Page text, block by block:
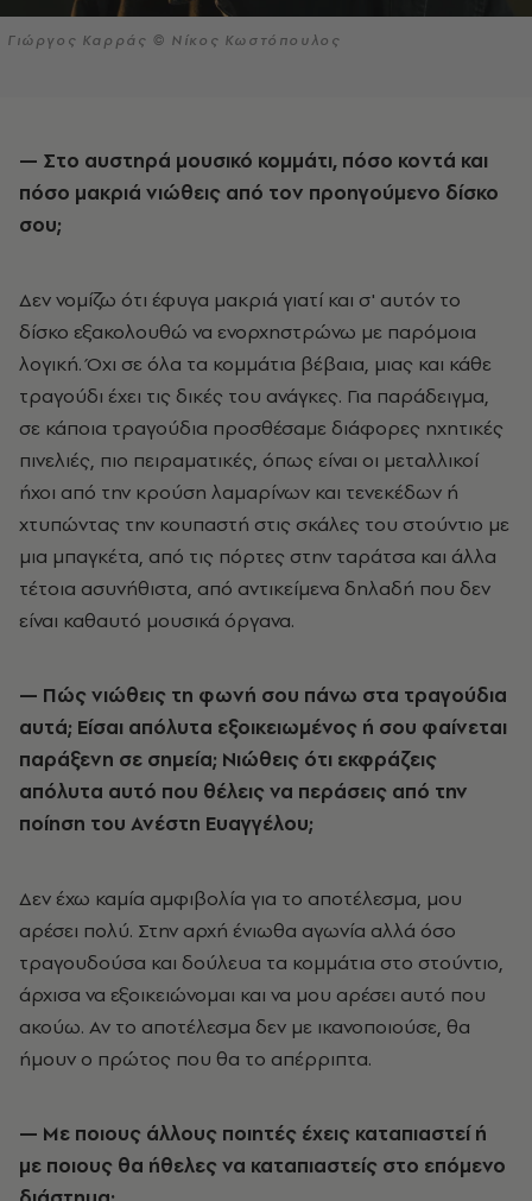
Γιώργος Καρράς © Νίκος Κωστόπουλος
— Στο αυστηρά μουσικό κομμάτι, πόσο κοντά και
πόσο μακριά νιώθεις από τον προηγούμενο δίσκο
σου;
Δεν νομίζω ότι έφυγα μακριά γιατί και σ' αυτόν το
δίσκο εξακολουθώ να ενορχηστρώνω με παρόμοια
λογική. Όχι σε όλα τα κομμάτια βέβαια, μιας και κάθε
τραγούδι έχει τις δικές του ανάγκες. Για παράδειγμα,
σε κάποια τραγούδια προσθέσαμε διάφορες ηχητικές
πινελιές, πιο πειραματικές, όπως είναι οι μεταλλικοί
ήχοι από την κρούση λαμαρίνων και τενεκέδων ή
χτυπώντας την κουπαστή στις σκάλες του στούντιο με
μια μπαγκέτα, από τις πόρτες στην ταράτσα και άλλα
τέτοια ασυνήθιστα, από αντικείμενα δηλαδή που δεν
είναι καθαυτό μουσικά όργανα.
— Πώς νιώθεις τη φωνή σου πάνω στα τραγούδια
αυτά; Είσαι απόλυτα εξοικειωμένος ή σου φαίνεται
παράξενη σε σημεία; Νιώθεις ότι εκφράζεις
απόλυτα αυτό που θέλεις να περάσεις από την
ποίηση του Ανέστη Ευαγγέλου;
Δεν έχω καμία αμφιβολία για το αποτέλεσμα, μου
αρέσει πολύ. Στην αρχή ένιωθα αγωνία αλλά όσο
τραγουδούσα και δούλευα τα κομμάτια στο στούντιο,
άρχισα να εξοικειώνομαι και να μου αρέσει αυτό που
ακούω. Αν το αποτέλεσμα δεν με ικανοποιούσε, θα
ήμουν ο πρώτος που θα το απέρριπτα.
— Με ποιους άλλους ποιητές έχεις καταπιαστεί ή
με ποιους θα ήθελες να καταπιαστείς στο επόμενο